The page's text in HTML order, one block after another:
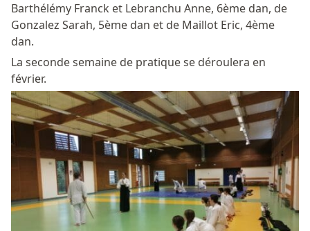
Barthélémy Franck et Lebranchu Anne, 6ème dan, de
Gonzalez Sarah, 5ème dan et de Maillot Eric, 4ème
dan.
La seconde semaine de pratique se déroulera en
février.